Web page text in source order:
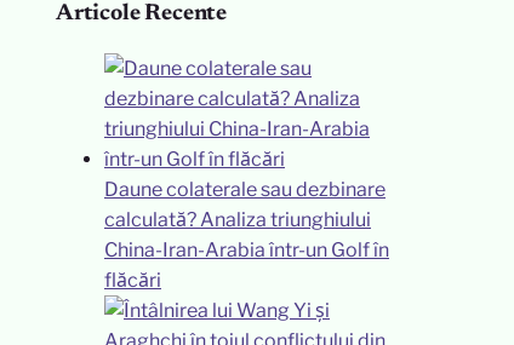
Articole Recente
Daune colaterale sau dezbinare
calculată? Analiza triunghiului
China-Iran-Arabia într-un Golf în
flăcări